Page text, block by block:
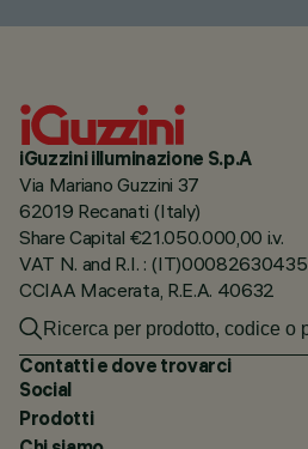
iGuzzini illuminazione S.p.A
Via Mariano Guzzini 37
62019 Recanati (Italy)
Share Capital €21.050.000,00 i.v.
VAT N. and R.I. : (IT)00082630435
CCIAA Macerata, R.E.A. 40632
Contatti e dove trovarci
Social
Prodotti